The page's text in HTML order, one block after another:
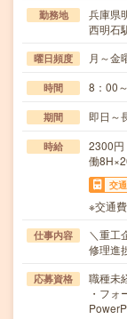
勤務地
兵庫県
西明石
曜日頻度 月～金
時間 8：00
期間 即日～
時給
2300円
働
交
※交通
仕事内容
＼重工
修理進
応募資格
職種未
・フォ